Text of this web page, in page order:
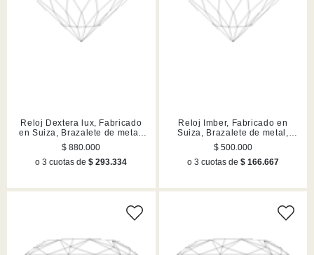
Reloj Dextera lux, Fabricado
en Suiza, Brazalete de metal,
Dorado, Acabado en tono oro
$ 880.000
o 3 cuotas de$ 293.334
Reloj Imber, Fabricado en
Suiza, Brazalete de metal,
Rosa dorado, Acabado en tono
oro rosa
$ 500.000
o 3 cuotas de $ 166.667